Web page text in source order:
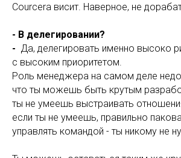
Courcera висит. Наверное, не
- В делегировании?
- Да, делегировать именно высоко
с высоким приоритетом.
Роль менеджера на самом деле
что ты можешь быть крутым
ты не умеешь выстраивать
если ты не умеешь, правильно
управлять командой - ты никому не